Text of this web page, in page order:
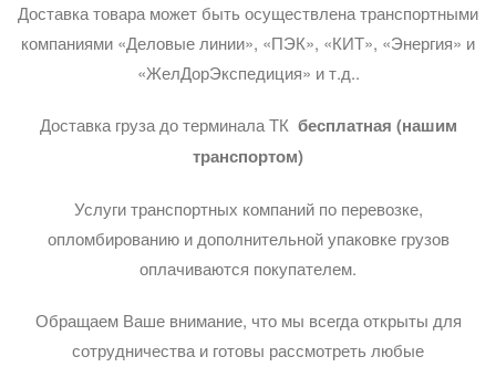
Доставка товара может быть осуществлена транспортными
компаниями «Деловые линии», «ПЭК», «КИТ», «Энергия» и
«ЖелДорЭкспедиция» и т.д..
Доставка груза до терминала ТК бесплатная (нашим
транспортом)
Услуги транспортных компаний по перевозке,
опломбированию и дополнительной упаковке грузов
оплачиваются покупателем.
Обращаем Ваше внимание, что мы всегда открыты для
сотрудничества и готовы рассмотреть любые